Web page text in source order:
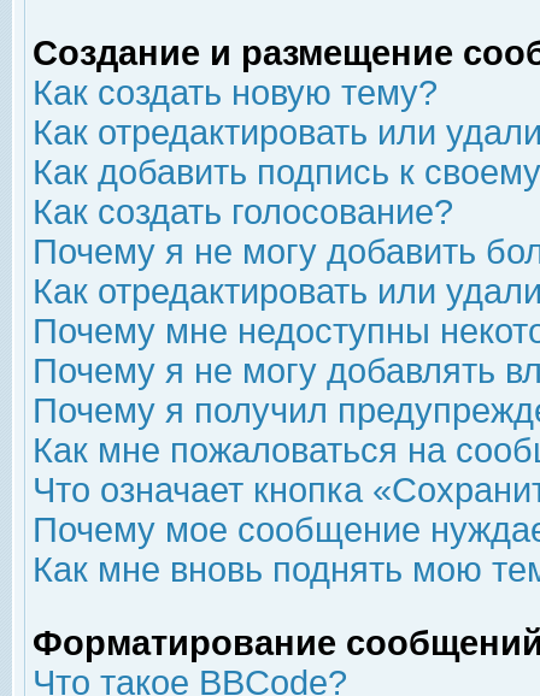
Создание и размещение
Как создать новую тему?
Как отредактировать или
Как добавить подпись к
Как создать голосование?
Почему я не могу добавить
Как отредактировать или
Почему мне недоступны
Почему я не могу добавлять
Почему я получил
Как мне пожаловаться на
Что означает кнопка
Почему мое сообщение
Как мне вновь поднять мою
Форматирование
Что такое BBCode?